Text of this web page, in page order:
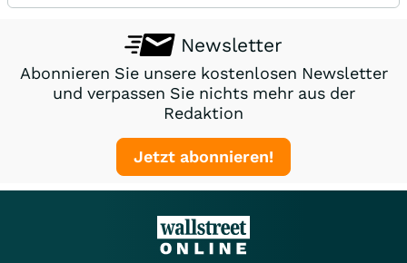
Newsletter
Abonnieren Sie unsere kostenlosen Newsletter
und verpassen Sie nichts mehr aus der
Redaktion
Jetzt abonnieren!